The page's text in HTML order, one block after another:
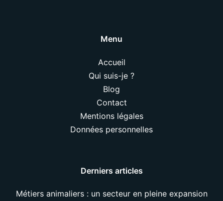
Menu
Accueil
Qui suis-je ?
Blog
Contact
Mentions légales
Données personnelles
Derniers articles
Métiers animaliers : un secteur en pleine expansion